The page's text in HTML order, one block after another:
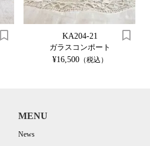
KA204-21
ガラスコンポート
¥16,500（税込）
MENU
News